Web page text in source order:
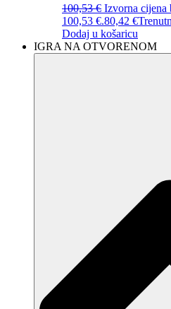
100,53€ Izvorna cijena
100,53 €.80,42 €
Dodaj u košaricu
IGRA NA OTVORENOM